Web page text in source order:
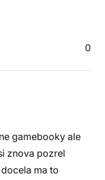
0
gamebooky ale
znova pozrel
ma to